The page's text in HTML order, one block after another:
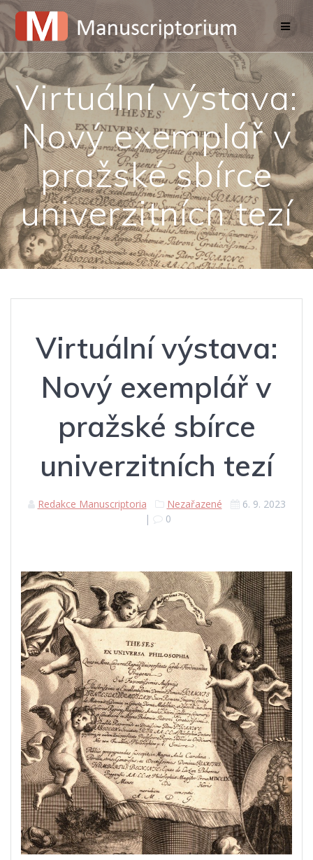
to
content
Virtuální výstava:
Nový exemplář v
pražské sbírce
univerzitních tezí
Virtuální výstava:
Nový exemplář v
pražské sbírce
univerzitních tezí
Redakce Manuscriptoria Nezařazené
6. 9. 2023
|
0